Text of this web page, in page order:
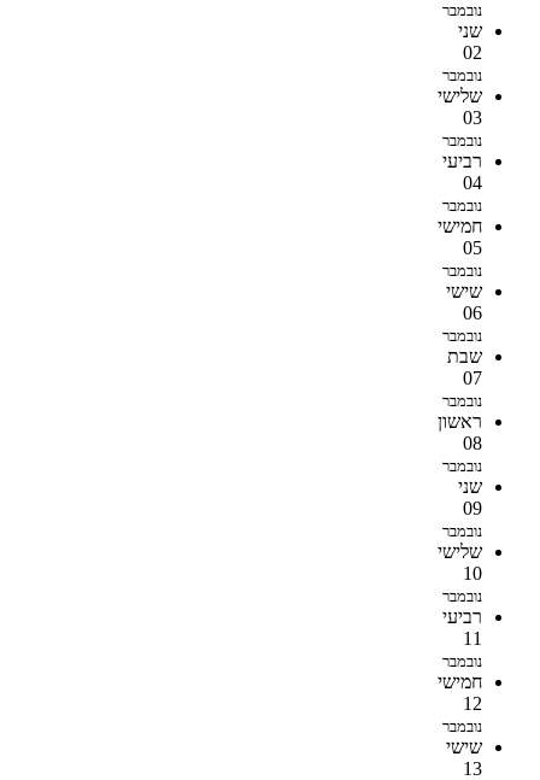
נובמבר
שני
02
נובמבר
שלישי
03
נובמבר
רביעי
04
נובמבר
חמישי
05
נובמבר
שישי
06
נובמבר
שבת
07
נובמבר
ראשון
08
נובמבר
שני
09
נובמבר
שלישי
10
נובמבר
רביעי
11
נובמבר
חמישי
12
נובמבר
שישי
13